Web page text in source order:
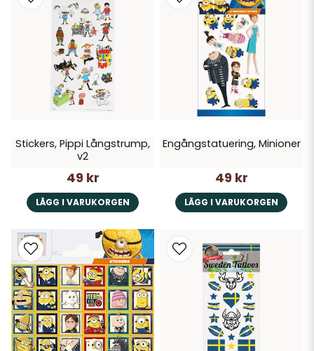
Stickers, Pippi Långstrump,
v2
49 kr
LÄGG I VARUKORGEN
Engångstatuering, Minioner
49 kr
LÄGG I VARUKORGEN